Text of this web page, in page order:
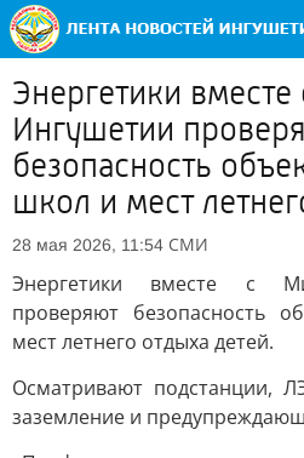
Энергетики
Ингушетии
безопасность
школ и мест
28 мая 2026, 11:54 СМИ
Энергетики вместе с
проверяют безопасность
мест летнего отдыха детей.
Осматривают подстанции,
заземление и